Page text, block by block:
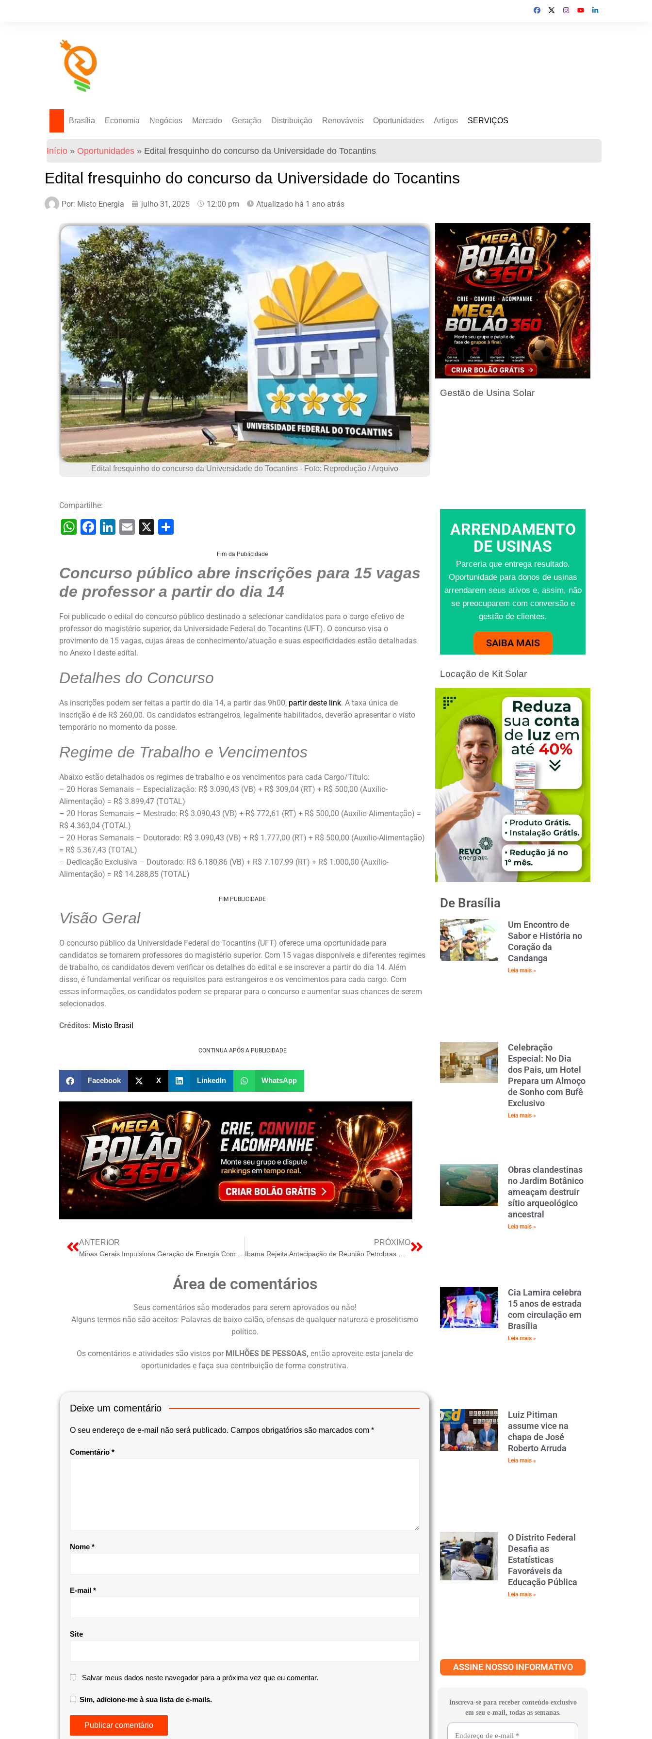
Brasília Economia
Tecnologia
Negócios
Empresas
Investimentos
Mercado
Mercado Livre
Geração
Autoprodução
Distribuição Renováveis
Sustentabilidade
Hidrogênio Verde
Transição Energética
Oportunidades
Eventos
Artigos SERVIÇOS
Início » Oportunidades » Edital fresquinho do concurso da Universidade do Tocantins
Edital fresquinho do concurso da Universidade do Tocantins
Por: Misto Energia julho 31, 2025 12:00 pm Atualizado há 1 ano atrás
Edital fresquinho do concurso da Universidade do Tocantins - Foto: Reprodução / Arquivo
Compartilhe:
W
s
A
p
p
F
e
b
o
k
Li
e
dI
E
l
X
e
Fim da Publicidade
Concurso público abre inscrições para 15 vagas
de professor a partir do dia 14
Foi publicado o edital do concurso público destinado a selecionar candidatos para o cargo efetivo de
professor do magistério superior, da Universidade Federal do Tocantins (UFT). O concurso visa o
provimento de 15 vagas, cujas áreas de conhecimento/atuação e suas especificidades estão detalhadas
no Anexo I deste edital.
Detalhes do Concurso
As inscrições podem ser feitas a partir do dia 14, a partir das 9h00, partir deste link. A taxa única de
inscrição é de R$ 260,00. Os candidatos estrangeiros, legalmente habilitados, deverão apresentar o visto
temporário no momento da posse.
Regime de Trabalho e Vencimentos
Abaixo estão detalhados os regimes de trabalho e os vencimentos para cada Cargo/Título:
– 20 Horas Semanais – Especialização: R$ 3.090,43 (VB) + R$ 309,04 (RT) + R$ 500,00 (Auxílio-
Alimentação) = R$ 3.899,47 (TOTAL)
– 20 Horas Semanais – Mestrado: R$ 3.090,43 (VB) + R$ 772,61 (RT) + R$ 500,00 (Auxílio-Alimentação) =
R$ 4.363,04 (TOTAL)
– 20 Horas Semanais – Doutorado: R$ 3.090,43 (VB) + R$ 1.777,00 (RT) + R$ 500,00 (Auxílio-Alimentação)
= R$ 5.367,43 (TOTAL)
– Dedicação Exclusiva – Doutorado: R$ 6.180,86 (VB) + R$ 7.107,99 (RT) + R$ 1.000,00 (Auxílio-
Alimentação) = R$ 14.288,85 (TOTAL)
FIM PUBLICIDADE
Visão Geral
O concurso público da Universidade Federal do Tocantins (UFT) oferece uma oportunidade para
candidatos se tornarem professores do magistério superior. Com 15 vagas disponíveis e diferentes regimes
de trabalho, os candidatos devem verificar os detalhes do edital e se inscrever a partir do dia 14. Além
disso, é fundamental verificar os requisitos para estrangeiros e os vencimentos para cada cargo. Com
essas informações, os candidatos podem se preparar para o concurso e aumentar suas chances de serem
selecionados.
Créditos: Misto Brasil
CONTINUA APÓS A PUBLICIDADE
Facebook X LinkedIn WhatsApp
ANTERIOR PRÓXIMO
Área de comentários
Seus comentários são moderados para serem aprovados ou não!
Alguns termos não são aceitos: Palavras de baixo calão, ofensas de qualquer natureza e proselitismo
político.
Os comentários e atividades são vistos por MILHÕES DE PESSOAS, então aproveite esta janela de
oportunidades e faça sua contribuição de forma construtiva.
Deixe um comentário
O seu endereço de e-mail não será publicado. Campos obrigatórios são marcados com *
Comentário *
Nome *
E-mail *
Site
Salvar meus dados neste navegador para a próxima vez que eu comentar.
Sim, adicione-me à sua lista de e-mails.
Gestão de Usina Solar
ARRENDAMENTO
DE USINAS
Parceria que entrega resultado.
Oportunidade para donos de usinas
arrendarem seus ativos e, assim, não
se preocuparem com conversão e
gestão de clientes.
SAIBA MAIS
Locação de Kit Solar
De Brasília
Um Encontro de
Sabor e História no
Coração da
Candanga
Leia mais »
Celebração
Especial: No Dia
dos Pais, um Hotel
Prepara um Almoço
de Sonho com Bufê
Exclusivo
Leia mais »
Obras clandestinas
no Jardim Botânico
ameaçam destruir
sítio arqueológico
ancestral
Leia mais »
Cia Lamira celebra
15 anos de estrada
com circulação em
Brasília
Leia mais »
Luiz Pitiman
assume vice na
chapa de José
Roberto Arruda
Leia mais »
O Distrito Federal
Desafia as
Estatísticas
Favoráveis da
Educação Pública
Leia mais »
ASSINE NOSSO INFORMATIVO
Inscreva-se para receber conteúdo exclusivo
em seu e-mail, todas as semanas.